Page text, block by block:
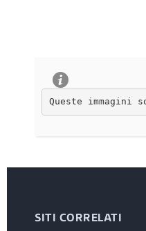
Queste
SITI CORRELATI